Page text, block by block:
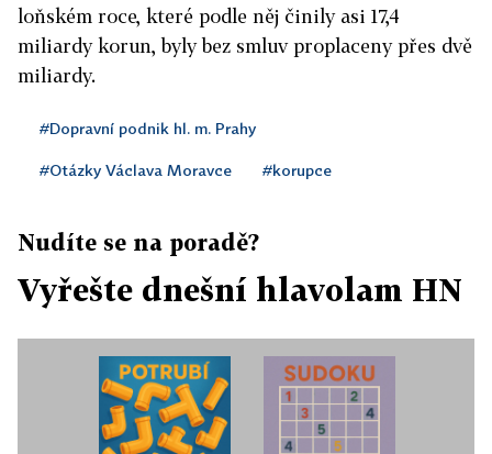
loňském roce, které podle něj činily asi 17,4
miliardy korun, byly bez smluv proplaceny přes dvě
miliardy.
#Dopravní podnik hl. m. Prahy
#Otázky Václava Moravce #korupce
Nudíte se na poradě?
Vyřešte dnešní hlavolam HN